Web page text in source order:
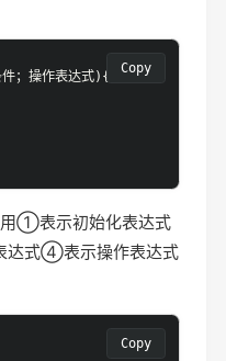
；操作表达式){
Copy
①表示初始化表达式
式④表示操作表达式
Copy